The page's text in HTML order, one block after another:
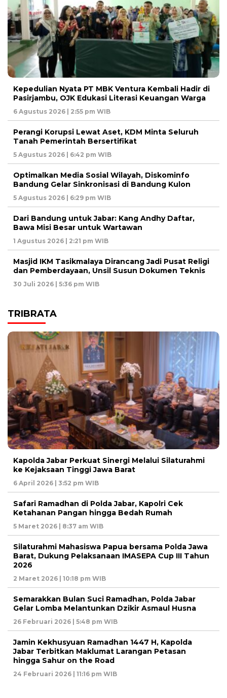
Kepedulian Nyata PT MBK Ventura Kembali Hadir di
Pasirjambu, OJK Edukasi Literasi Keuangan Warga
6 Agustus 2026 | 2:55 pm WIB
Perangi Korupsi Lewat Aset, KDM Minta Seluruh
Tanah Pemerintah Bersertifikat
5 Agustus 2026 | 6:42 pm WIB
Optimalkan Media Sosial Wilayah, Diskominfo
Bandung Gelar Sinkronisasi di Bandung Kulon
5 Agustus 2026 | 6:29 pm WIB
Dari Bandung untuk Jabar: Kang Andhy Daftar,
Bawa Misi Besar untuk Wartawan
1 Agustus 2026 | 2:21 pm WIB
Masjid IKM Tasikmalaya Dirancang Jadi Pusat Religi
dan Pemberdayaan, Unsil Susun Dokumen Teknis
30 Juli 2026 | 5:36 pm WIB
TRIBRATA
Kapolda Jabar Perkuat Sinergi Melalui Silaturahmi
ke Kejaksaan Tinggi Jawa Barat
6 April 2026 | 3:52 pm WIB
Safari Ramadhan di Polda Jabar, Kapolri Cek
Ketahanan Pangan hingga Bedah Rumah
5 Maret 2026 | 8:37 am WIB
Silaturahmi Mahasiswa Papua bersama Polda Jawa
Barat, Dukung Pelaksanaan IMASEPA Cup III Tahun
2026
2 Maret 2026 | 10:18 pm WIB
Semarakkan Bulan Suci Ramadhan, Polda Jabar
Gelar Lomba Melantunkan Dzikir Asmaul Husna
26 Februari 2026 | 5:48 pm WIB
Jamin Kekhusyuan Ramadhan 1447 H, Kapolda
Jabar Terbitkan Maklumat Larangan Petasan
hingga Sahur on the Road
24 Februari 2026 | 11:16 pm WIB